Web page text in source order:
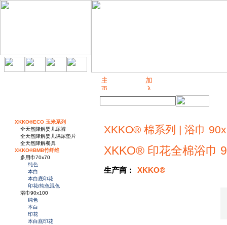
XKKO®ECO 玉米系列
全天然降解婴儿尿裤
全天然降解婴儿隔尿垫片
全天然降解餐具
XKKO®BMB竹纤维
多用巾70x70
纯色
本白
本白底印花
印花/纯色混色
浴巾90x100
纯色
本白
印花
本白底印花
XKKO® 棉系列 | 浴巾
XKKO® 印花全棉浴巾
生产商： XKKO®